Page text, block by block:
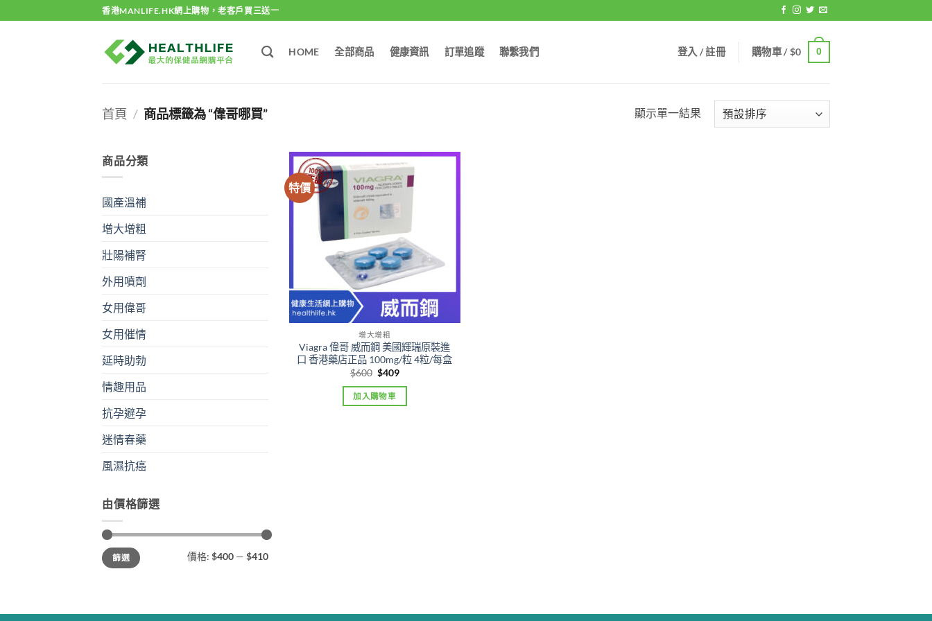
to
香港MANLIFE.HK網上購物，老客戶買三送一
HOME 全部商品 健康資訊 訂單追蹤 聯繫我們 登入 / 註冊 購物車 /$0 0
首頁 / 商品標籤為 “偉哥哪買” 顯示單一結果
商品分類
國產溫補
增大增粗
壯陽補腎
外用噴劑
女用偉哥
女用催情
延時助勃
情趣用品
抗孕避孕
迷情春藥
風濕抗癌
由價格篩選
最
低
價
最
高
價
篩選 價格: $400 — $410
特價
增大增粗
Viagra 偉哥 威而鋼 美國輝瑞原裝進
口 香港藥店正品 100mg/粒 4粒/每盒
$600 Original
was:
$600.
$409Current
is:
加入購物車